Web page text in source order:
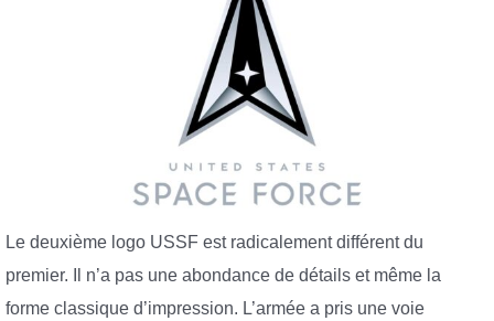
Le deuxième logo USSF est radicalement différent du
premier. Il n’a pas une abondance de détails et même la
forme classique d’impression. L’armée a pris une voie